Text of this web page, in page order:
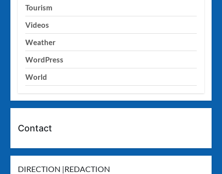
Tourism
Videos
Weather
WordPress
World
Contact
DIRECTION |REDACTION